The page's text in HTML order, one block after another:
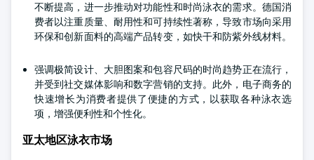
不断提高，进一步推动对功能性和时尚泳衣的需求。德国消
费者以注重质量、耐用性和可持续性著称，导致市场向采用
环保和创新面料的高端产品转变，如快干和防紫外线材料。
强调极简设计、大胆图案和包容尺码的时尚趋势正在流行，
并受到社交媒体影响和数字营销的支持。此外，电子商务的
快速增长为消费者提供了便捷的方式，以获取各种泳衣选
项，增强便利性和个性化。
亚太地区泳衣市场